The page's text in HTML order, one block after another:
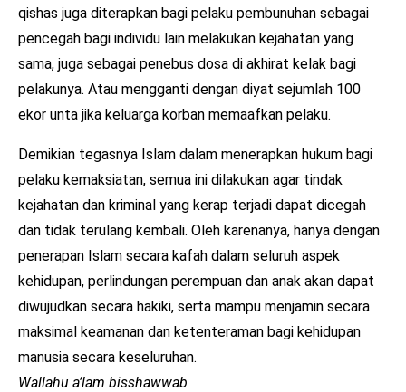
qishas juga diterapkan bagi pelaku pembunuhan sebagai
pencegah bagi individu lain melakukan kejahatan yang
sama, juga sebagai penebus dosa di akhirat kelak bagi
pelakunya. Atau mengganti dengan diyat sejumlah 100
ekor unta jika keluarga korban memaafkan pelaku.
Demikian tegasnya Islam dalam menerapkan hukum bagi
pelaku kemaksiatan, semua ini dilakukan agar tindak
kejahatan dan kriminal yang kerap terjadi dapat dicegah
dan tidak terulang kembali. Oleh karenanya, hanya dengan
penerapan Islam secara kafah dalam seluruh aspek
kehidupan, perlindungan perempuan dan anak akan dapat
diwujudkan secara hakiki, serta mampu menjamin secara
maksimal keamanan dan ketenteraman bagi kehidupan
manusia secara keseluruhan.
Wallahu a’lam bisshawwab